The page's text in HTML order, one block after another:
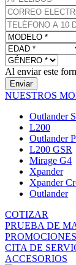
Al enviar este
Enviar
NUESTROS
Outlander
L200
Outlander
L200 GSR
Mirage G4
Xpander
Xpander
Outlander
COTIZAR
PRUEBA DE
PROMOCIONES
CITA DE
ACCESORIOS